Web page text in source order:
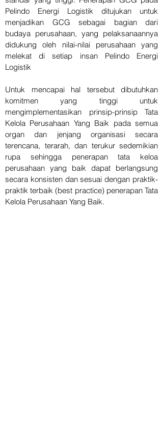
Pelindo Energi Logistik ditujukan untuk
menjadikan GCG sebagai bagian dari
budaya perusahaan, yang pelaksanaannya
didukung oleh nilai-nilai perusahaan yang
melekat di setiap insan Pelindo Energi
Logistik
Untuk mencapai hal tersebut dibutuhkan
komitmen yang tinggi untuk
mengimplementasikan prinsip-prinsip Tata
Kelola Perusahaan Yang Baik pada semua
organ dan jenjang organisasi secara
terencana, terarah, dan terukur sedemikian
rupa sehingga penerapan tata keloa
perusahaan yang baik dapat berlangsung
secara konsisten dan sesuai dengan praktik-
praktik terbaik (best practice) penerapan Tata
Kelola Perusahaan Yang Baik.